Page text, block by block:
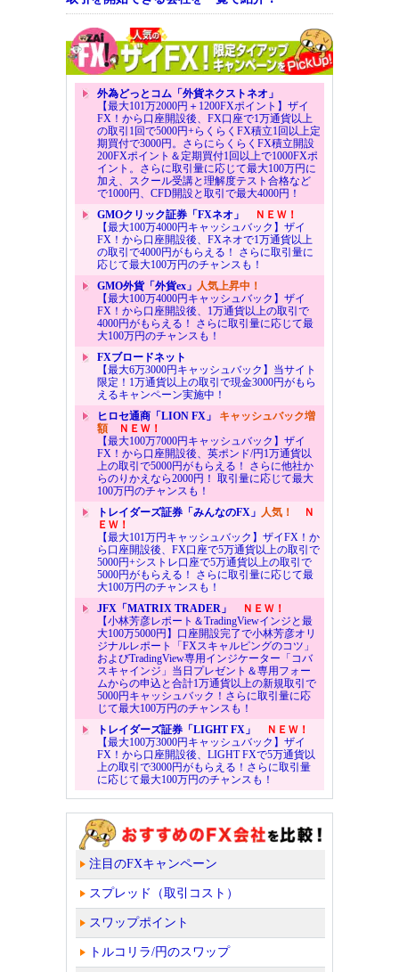
外為どっとコム「外貨ネクストネオ」
【最大101万2000円＋1200FXポイント】ザイ
FX！から口座開設後、FX口座で1万通貨以上
の取引1回で5000円+らくらくFX積立1回以上定
期買付で3000円。さらにらくらくFX積立開設
200FXポイント＆定期買付1回以上で1000FXポ
イント。さらに取引量に応じて最大100万円に
加え、スクール受講と理解度テスト合格など
で1000円、CFD開設と取引で最大4000円！
GMOクリック証券「FXネオ」
ＮＥＷ！
【最大100万4000円キャッシュバック】ザイ
FX！から口座開設後、FXネオで1万通貨以上
の取引で4000円がもらえる！ さらに取引量に
応じて最大100万円のチャンスも！
GMO外貨「外貨ex」 人気上昇中！
【最大100万4000円キャッシュバック】ザイ
FX！から口座開設後、1万通貨以上の取引で
4000円がもらえる！ さらに取引量に応じて最
大100万円のチャンスも！
FXブロードネット
【最大6万3000円キャッシュバック】当サイト
限定！1万通貨以上の取引で現金3000円がもら
えるキャンペーン実施中！
ヒロセ通商「LION FX」 キャッシュバック増
額ＮＥＷ！
【最大100万7000円キャッシュバック】ザイ
FX！から口座開設後、英ポンド/円1万通貨以
上の取引で5000円がもらえる！ さらに他社か
らのりかえなら2000円！ 取引量に応じて最大
100万円のチャンスも！
トレイダーズ証券「みんなのFX」 人気！
Ｎ
ＥＷ！
【最大101万円キャッシュバック】ザイFX！か
ら口座開設後、FX口座で5万通貨以上の取引で
5000円+シストレ口座で5万通貨以上の取引で
5000円がもらえる！ さらに取引量に応じて最
大100万円のチャンスも！
JFX「MATRIX TRADER」
ＮＥＷ！
【小林芳彦レポート＆TradingViewインジと最
大100万5000円】口座開設完了で小林芳彦オリ
ジナルレポート「FXスキャルピングのコツ」
およびTradingView専用インジケーター「コバ
スキャインジ」当日プレゼント＆専用フォー
ムからの申込と合計1万通貨以上の新規取引で
5000円キャッシュバック！さらに取引量に応
じて最大100万円のチャンスも！
トレイダーズ証券「LIGHT FX」
ＮＥＷ！
【最大100万3000円キャッシュバック】ザイ
FX！から口座開設後、LIGHT FXで5万通貨以
上の取引で3000円がもらえる！さらに取引量
に応じて最大100万円のチャンスも！
注目のFXキャンペーン
スプレッド（取引コスト）
スワップポイント
トルコリラ/円のスワップ